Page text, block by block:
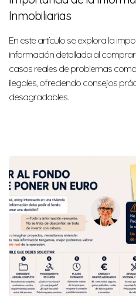
Inmobiliarias
En este artículo se explora la
información detallada al
casos reales de problemas
ilegales, ofreciendo consejos
desagradables.